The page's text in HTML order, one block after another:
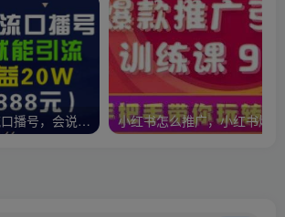
安妈·短视频引流口播号，会说话就能引流，一年收益20W（价值1888元）